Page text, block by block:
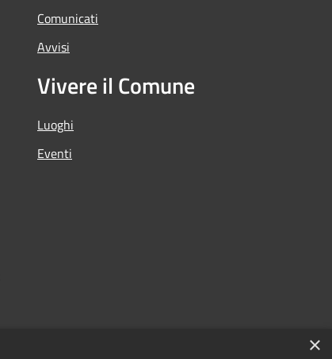
Comunicati
Avvisi
Vivere il Comune
Luoghi
Eventi
×